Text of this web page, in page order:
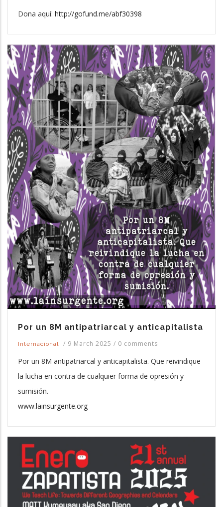
Dona aquí: http://gofund.me/abf30398
Por un 8M antipatriarcal y anticapitalista
Internacional / 9 March 2025 / 0 comments
Por un 8M antipatriarcal y anticapitalista. Que reivindique
la lucha en contra de cualquier forma de opresión y
sumisión.
www.lainsurgente.org